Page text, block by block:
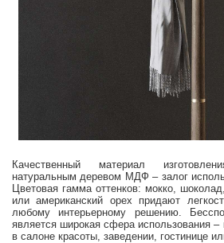
Качественный материал
натуральным деревом МДФ – залог
Цветовая гамма оттенков: мокко,
или американский орех придают
любому интерьерному решению.
является широкая сфера использования
в салоне красоты, заведении, гостинице